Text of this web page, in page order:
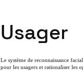
Usager
Le système de reconnaissance
pour les usagers et rationaliser les